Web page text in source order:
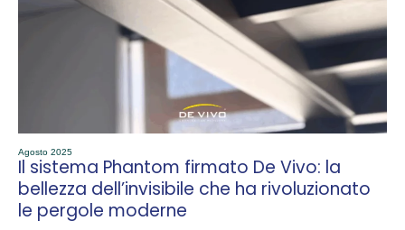
Agosto 2025
Il sistema Phantom firmato De Vivo: la
bellezza dell’invisibile che ha rivoluzionato
le pergole moderne